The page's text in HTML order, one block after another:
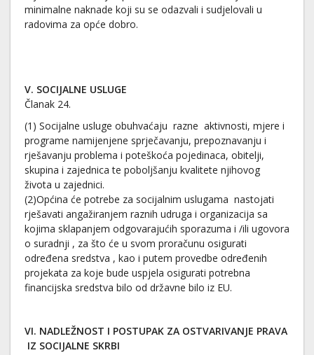
minimalne naknade koji su se odazvali i sudjelovali u
radovima za opće dobro.
V. SOCIJALNE USLUGE
Članak 24.
(1) Socijalne usluge obuhvaćaju razne aktivnosti, mjere i
programe namijenjene sprječavanju, prepoznavanju i
rješavanju problema i poteškoća pojedinaca, obitelji,
skupina i zajednica te poboljšanju kvalitete njihovog
života u zajednici.
(2)Općina će potrebe za socijalnim uslugama nastojati
rješavati angažiranjem raznih udruga i organizacija sa
kojima sklapanjem odgovarajućih sporazuma i /ili ugovora
o suradnji , za što će u svom proračunu osigurati
određena sredstva , kao i putem provedbe određenih
projekata za koje bude uspjela osigurati potrebna
financijska sredstva bilo od državne bilo iz EU.
VI. NADLEŽNOST I POSTUPAK ZA OSTVARIVANJE PRAVA
IZ SOCIJALNE SKRBI